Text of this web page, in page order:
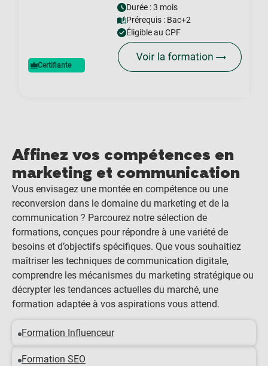
Certifiante
Durée : 3 mois
Prérequis : Bac+2
Éligible au CPF
Affinez vos compétences en
marketing et communication
Vous envisagez une montée en compétence ou une
reconversion dans le domaine du marketing et de la
communication ? Parcourez notre sélection de
formations, conçues pour répondre à une variété de
besoins et d’objectifs spécifiques. Que vous souhaitiez
maîtriser les techniques de communication digitale,
comprendre les mécanismes du marketing stratégique ou
décrypter les tendances actuelles du marché, une
formation adaptée à vos aspirations vous attend.
Formation Influenceur
Formation SEO